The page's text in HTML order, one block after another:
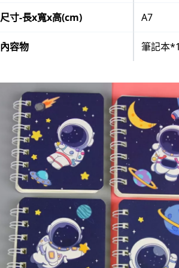
尺寸-長x寬x高(cm) A7
內容物 筆記本